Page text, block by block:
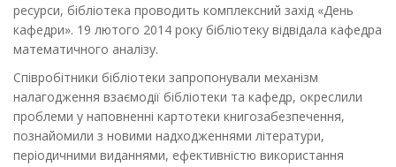
ресурси, бібліотека проводить комплексний захід «День
кафедри». 19 лютого 2014 року бібліотеку відвідала кафедра
математичного аналізу.
Співробітники бібліотеки запропонували механізм
налагодження взаємодії бібліотеки та кафедр, окреслили
проблеми у наповненні картотеки книгозабезпечення,
познайомили з новими надходженнями літератури,
періодичними виданнями, ефективністю використання